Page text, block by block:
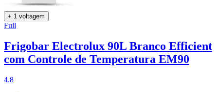
+ 1 voltagem
Full
Frigobar Electrolux 90L Branco Efficient
com Controle de Temperatura EM90
4.8